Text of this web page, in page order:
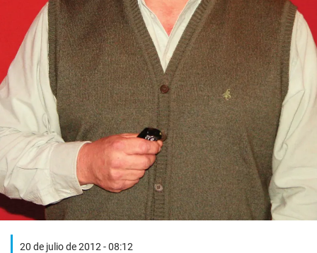
20 de julio de 2012 - 08:12